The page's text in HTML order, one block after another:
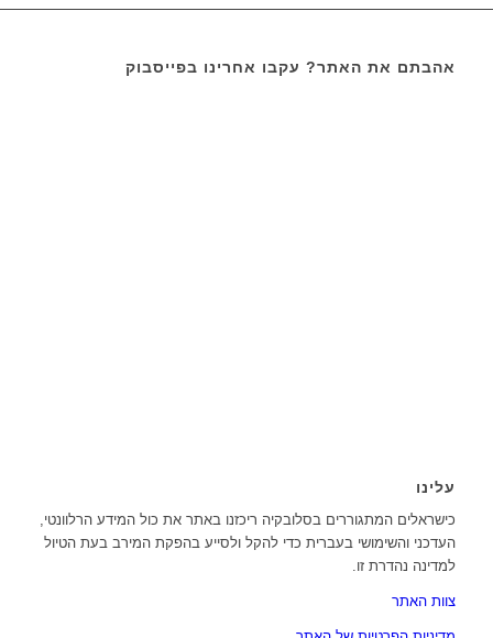
אהבתם את האתר? עקבו אחרינו בפייסבוק
עלינו
כישראלים המתגוררים בסלובקיה ריכזנו באתר את כול המידע הרלוונטי,
העדכני והשימושי בעברית כדי להקל ולסייע בהפקת המירב בעת הטיול
למדינה נהדרת זו.
צוות האתר